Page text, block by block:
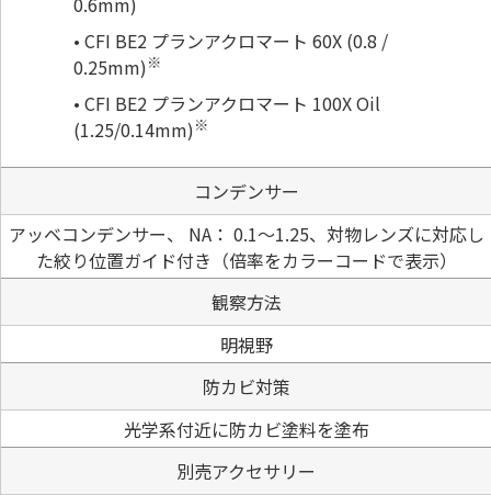
CFI BE2 プランアクロマート 60X (0.8 /
0.25mm)※
CFI BE2 プランアクロマート 100X Oil
(1.25/0.14mm)※
コンデンサー
アッベコンデンサー、 NA： 0.1〜1.25、対物レンズに対応し
た絞り位置ガイド付き（倍率をカラーコードで表示）
観察方法
明視野
防カビ対策
光学系付近に防カビ塗料を塗布
別売アクセサリー